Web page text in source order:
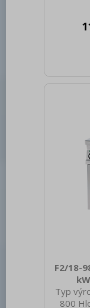
58.00
brutto
typ
F2/18-
Typ
800